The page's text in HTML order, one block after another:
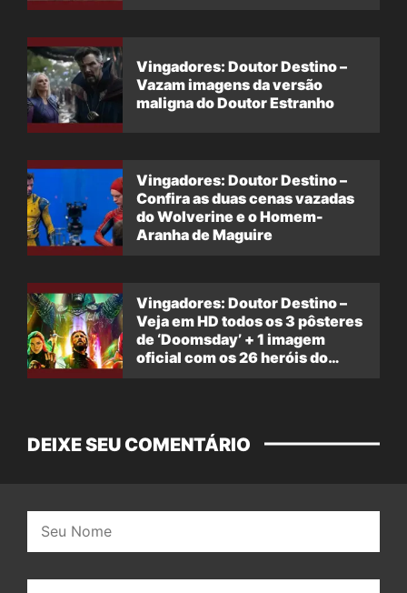
Vingadores: Doutor Destino –
Vazam imagens da versão
maligna do Doutor Estranho
Vingadores: Doutor Destino –
Confira as duas cenas vazadas
do Wolverine e o Homem-
Aranha de Maguire
Vingadores: Doutor Destino –
Veja em HD todos os 3 pôsteres
de ‘Doomsday’ + 1 imagem
oficial com os 26 heróis do
DEIXE SEU COMENTÁRIO